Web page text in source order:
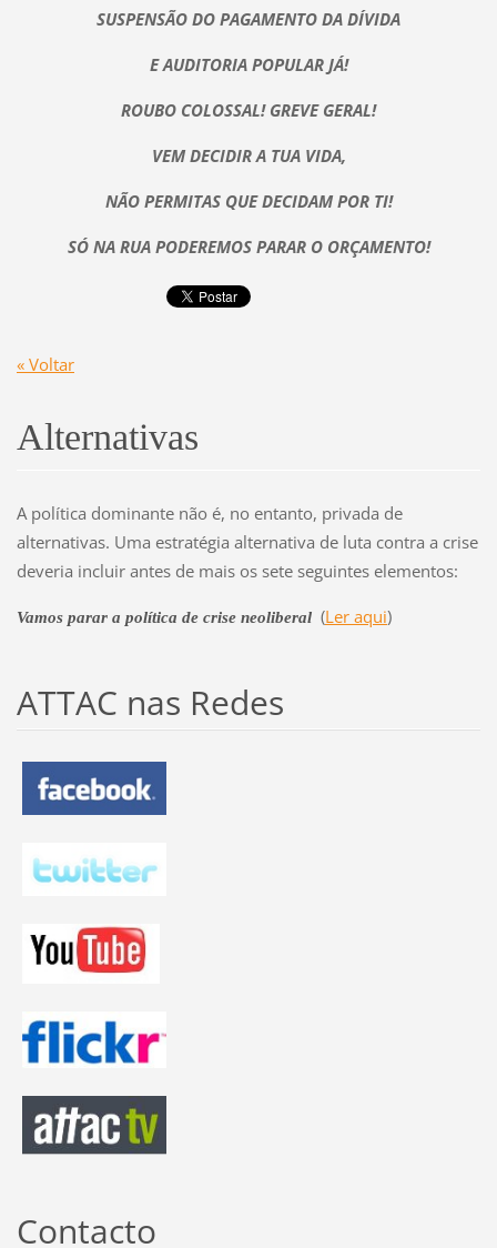
SUSPENSÃO DO PAGAMENTO DA DÍVIDA
E AUDITORIA POPULAR JÁ!
ROUBO COLOSSAL! GREVE GERAL!
VEM DECIDIR A TUA VIDA,
NÃO PERMITAS QUE DECIDAM POR TI!
SÓ NA RUA PODEREMOS PARAR O ORÇAMENTO!
« Voltar
Alternativas
A política dominante não é, no entanto, privada de
alternativas. Uma estratégia alternativa de luta contra a crise
deveria incluir antes de mais os sete seguintes elementos:
Vamos parar a política de crise neoliberal (Ler aqui)
ATTAC nas Redes
Contacto